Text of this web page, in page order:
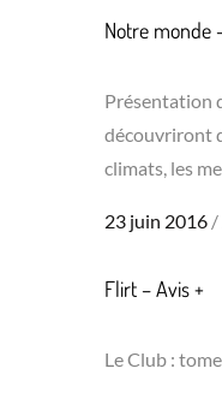
Notre monde
Présentation
découvriront
climats, les
Posted
23 juin 2016
Flirt – Avis +
Le Club :